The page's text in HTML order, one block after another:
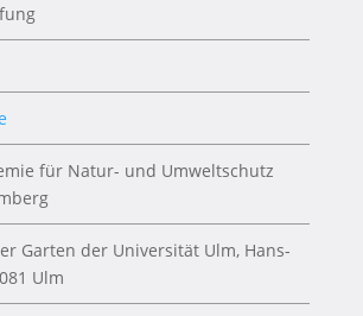
für Natur- und Umweltschutz
Garten der Universität Ulm, Hans-
Ulm